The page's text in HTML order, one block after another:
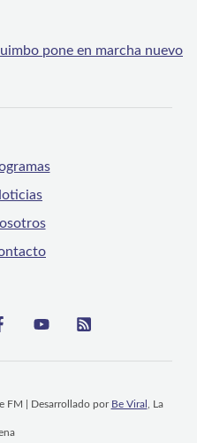
pone en marcha nuevo
FM | Desarrollado por Be Viral , La